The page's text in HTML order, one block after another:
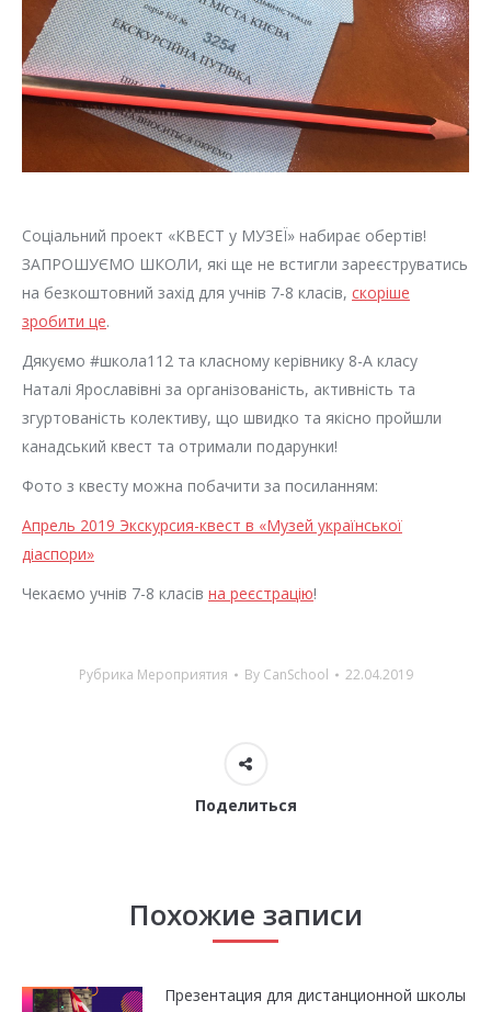
Соціальний проект «КВЕСТ у МУЗЕЇ» набирає обертів!
ЗАПРОШУЄМО ШКОЛИ, які ще не встигли зареєструватись
на безкоштовний захід для учнів 7-8 класів, скоріше
зробити це.
Дякуємо #школа112 та класному керівнику 8-А класу
Наталі Ярославівні за організованість, активність та
згуртованість колективу, що швидко та якісно пройшли
канадський квест та отримали подарунки!
Фото з квесту можна побачити за посиланням:
Апрель 2019 Экскурсия-квест в «Музей української
діаспори»
Чекаємо учнів 7-8 класів на реєстрацію!
Рубрика Мероприятия By CanSchool 22.04.2019
Поделиться
Похожие записи
Презентация для дистанционной школы